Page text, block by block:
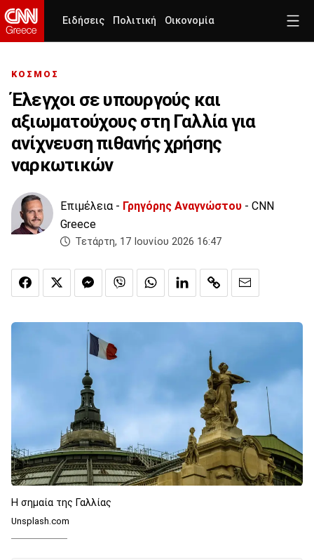
Ειδήσεις Πολιτική Οικονομία
ΚΟΣΜΟΣ
Έλεγχοι σε υπουργούς και
αξιωματούχους στη Γαλλία για
ανίχνευση πιθανής χρήσης
ναρκωτικών
Επιμέλεια - Γρηγόρης Αναγνώστου - CNN
Greece
Τετάρτη, 17 Ιουνίου 2026 16:47
Η σημαία της Γαλλίας
Unsplash.com